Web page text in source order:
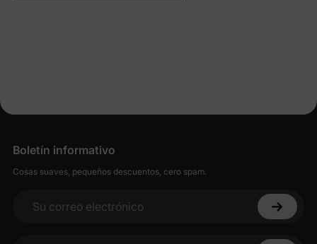
Boletín informativo
Cosas suaves, pequeños descuentos, cero spam.
Su correo electrónico